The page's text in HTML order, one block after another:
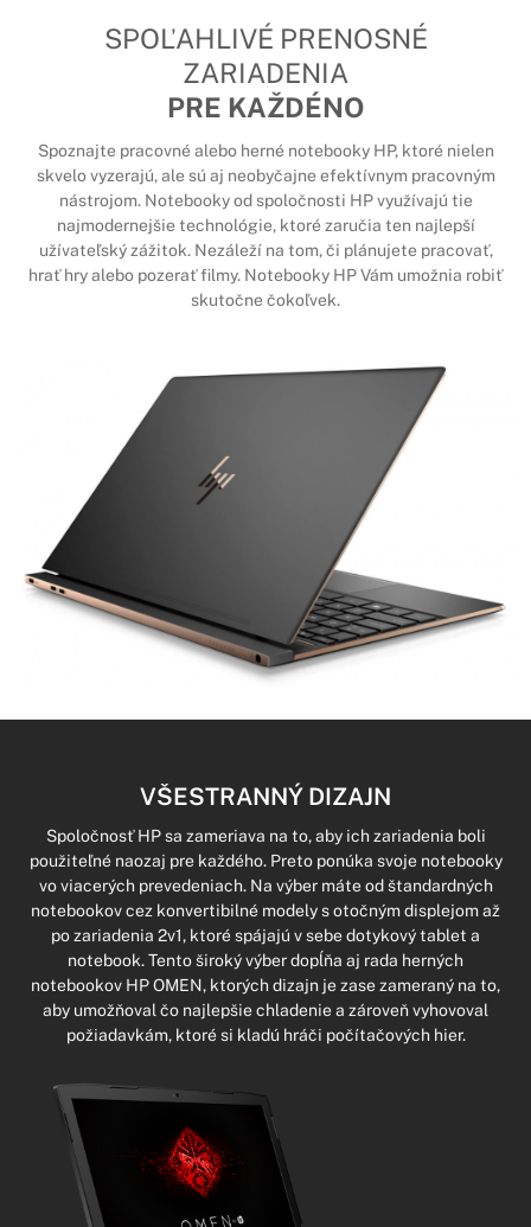
SPOĽAHLIVÉ PRENOSNÉ
ZARIADENIA
PRE KAŽDÉNO
Spoznajte pracovné alebo herné notebooky HP, ktoré nielen
skvelo vyzerajú, ale sú aj neobyčajne efektívnym pracovným
nástrojom. Notebooky od spoločnosti HP využívajú tie
najmodernejšie technológie, ktoré zaručia ten najlepší
užívateľský zážitok. Nezáleží na tom, či plánujete pracovať,
hrať hry alebo pozerať filmy. Notebooky HP Vám umožnia robiť
skutočne čokoľvek.
VŠESTRANNÝ DIZAJN
Spoločnosť HP sa zameriava na to, aby ich zariadenia boli
použiteľné naozaj pre každého. Preto ponúka svoje notebooky
vo viacerých prevedeniach. Na výber máte od štandardných
notebookov cez konvertibilné modely s otočným displejom až
po zariadenia 2v1, ktoré spájajú v sebe dotykový tablet a
notebook. Tento široký výber dopĺňa aj rada herných
notebookov HP OMEN, ktorých dizajn je zase zameraný na to,
aby umožňoval čo najlepšie chladenie a zároveň vyhovoval
požiadavkám, ktoré si kladú hráči počítačových hier.